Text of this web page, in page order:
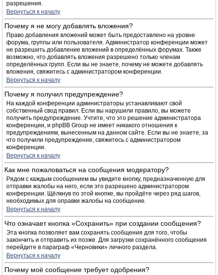
разрешения.
Вернуться к началу
Почему я не могу добавлять вложения?
Право добавления вложений может быть предоставлено на уровне
форума, группы или пользователя. Администратор конференции может
не разрешить добавление вложений в определённых форумах. Также
возможно, что добавлять вложения разрешено только членам
определённых групп. Если вы не знаете, почему не можете добавлять
вложения, свяжитесь с администратором конференции.
Вернуться к началу
Почему я получил предупреждение?
На каждой конференции администраторы устанавливают свой
собственный свод правил. Если вы нарушили правило, вы можете
получить предупреждение. Учтите, что это решение администратора
конференции, и phpBB Group не имеет никакого отношения к
предупреждениям, вынесенным на данном сайте. Если вы не знаете, за
что получили предупреждение, свяжитесь с администратором
конференции.
Вернуться к началу
Как мне пожаловаться на сообщения модератору?
Рядом с каждым сообщением вы увидите кнопку, предназначенную для
отправки жалобы на него, если это разрешено администратором
конференции. Щёлкнув по этой кнопке, вы пройдёте через ряд шагов,
необходимых для оправки жалобы на сообщение.
Вернуться к началу
Что означает кнопка «Сохранить» при создании сообщения?
Эта кнопка позволяет вам сохранять сообщения для того, чтобы
закончить и отправить их позже. Для загрузки сохранённого сообщения
перейдите в параграф «Черновики» личного раздела.
Вернуться к началу
Почему моё сообщение требует одобрения?